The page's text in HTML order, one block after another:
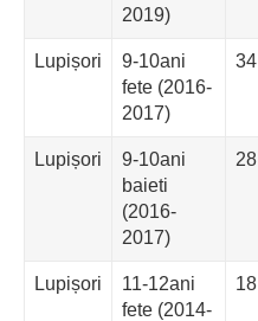
2019)
Lupișori
9-10ani
fete (2016-
2017)
34
Lupișori
9-10ani
baieti
(2016-
2017)
28
Lupișori
11-12ani
fete (2014-
18